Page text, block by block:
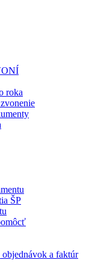
roka
ŠP
a faktúr